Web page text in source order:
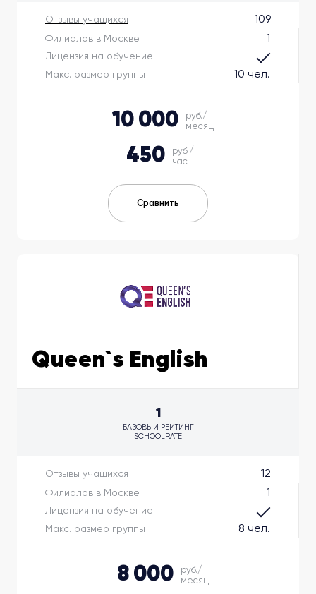
Отзывы учащихся 109
Филиалов в Москве 1
Макс. размер группы 10 чел.
Лицензия на обучение
10 000
руб./
месяц
450
руб./
час
Сравнить
Queen`s English
Отзывы учащихся 12
Филиалов в Москве 1
Макс. размер группы 8 чел.
Лицензия на обучение
1
БАЗОВЫЙ РЕЙТИНГ
SCHOOLRATE
8 000
руб./
месяц